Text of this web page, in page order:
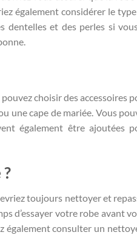
également considérer le
dentelles et des perles si
choisir des accessoires
une cape de mariée. Vous
également être ajoutées
toujours nettoyer et
d’essayer votre robe avant
également consulter un